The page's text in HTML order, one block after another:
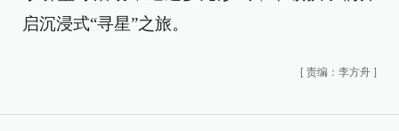
启沉浸式“寻星”之旅。
[ 责编：李方舟 ]